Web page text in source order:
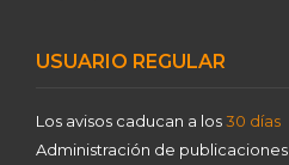
USUARIO REGULAR
Los avisos caducan a los30 días
Administración de publicaciones